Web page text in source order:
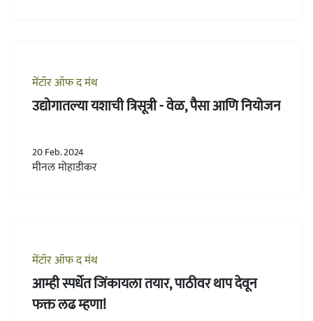
मेंटॉर ऑफ द मंथ
उद्योगातल्या यशाची त्रिसूत्री - वेळ, पैसा आणि नियोजन
20 Feb. 2024
मीनल मोहाडीकर
मेंटॉर ऑफ द मंथ
आम्ही स्पर्धेत जिंकायला तयार, पाठीवर थाप देवून
फक्त लढ म्हणा!